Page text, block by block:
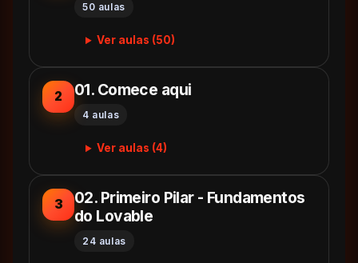
50 aulas
Ver aulas (50)
2 01. Comece aqui
4 aulas
Ver aulas (4)
3
02. Primeiro Pilar - Fundamentos
do Lovable
24 aulas